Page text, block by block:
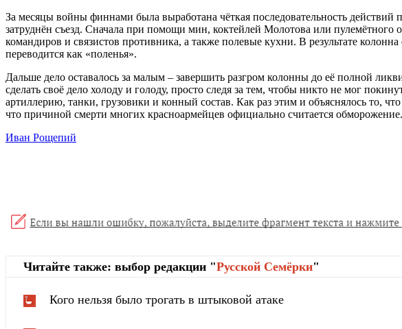
За месяцы войны финнами была выработана чёткая последовательность
затруднён съезд. Сначала при помощи мин, коктейлей Молотова или
командиров и связистов противника, а также полевые кухни. В результате
переводится как «поленья».
Дальше дело оставалось за малым – завершить разгром колонны до её полной
сделать своё дело холоду и голоду, просто следя за тем, чтобы никто не мог
артиллерию, танки, грузовики и конный состав. Как раз этим и объяснялось то,
что причиной смерти многих красноармейцев официально считается обморожение.
Иван Рощепий
Читайте также: выбор редакции "Русской Cемёрки"
Кого нельзя было трогать в штыковой атаке